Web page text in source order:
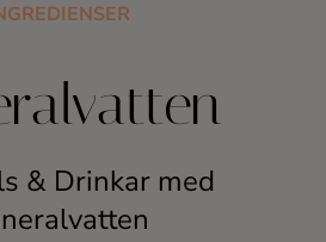
& Drinkar med